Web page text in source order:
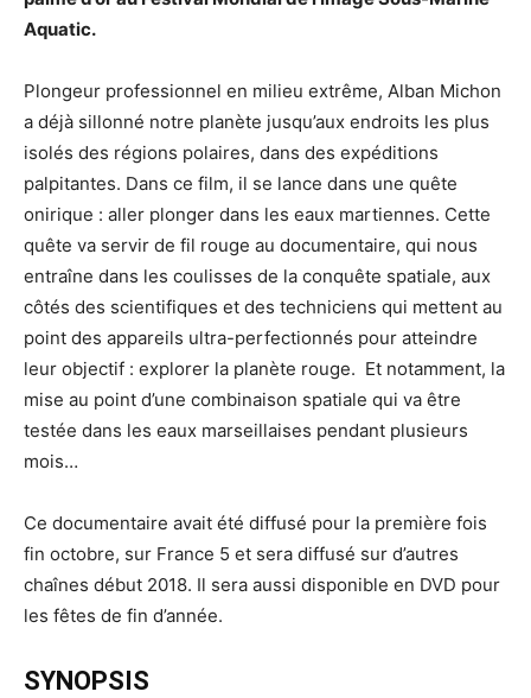
Aquatic.
Plongeur professionnel en milieu extrême, Alban Michon
a déjà sillonné notre planète jusqu’aux endroits les plus
isolés des régions polaires, dans des expéditions
palpitantes. Dans ce film, il se lance dans une quête
onirique : aller plonger dans les eaux martiennes. Cette
quête va servir de fil rouge au documentaire, qui nous
entraîne dans les coulisses de la conquête spatiale, aux
côtés des scientifiques et des techniciens qui mettent au
point des appareils ultra-perfectionnés pour atteindre
leur objectif : explorer la planète rouge. Et notamment, la
mise au point d’une combinaison spatiale qui va être
testée dans les eaux marseillaises pendant plusieurs
mois…
Ce documentaire avait été diffusé pour la première fois
fin octobre, sur France 5 et sera diffusé sur d’autres
chaînes début 2018. Il sera aussi disponible en DVD pour
les fêtes de fin d’année.
SYNOPSIS